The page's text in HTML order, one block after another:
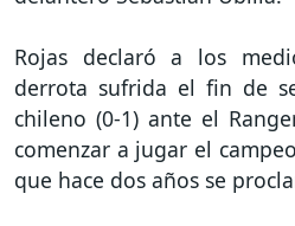
Rojas declaró a los
derrota sufrida el fin de
chileno (0-1) ante el
comenzar a jugar el
que hace dos años se